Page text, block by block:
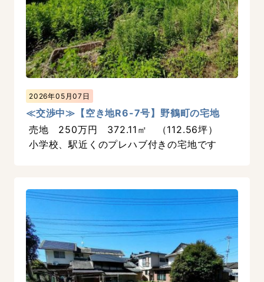
2026年05月07日
≪交渉中≫【空き地R6-7号】野鶴町の宅地
売地 250万円 372.11㎡ （112.56坪）
小学校、駅近くのプレハブ付きの宅地です